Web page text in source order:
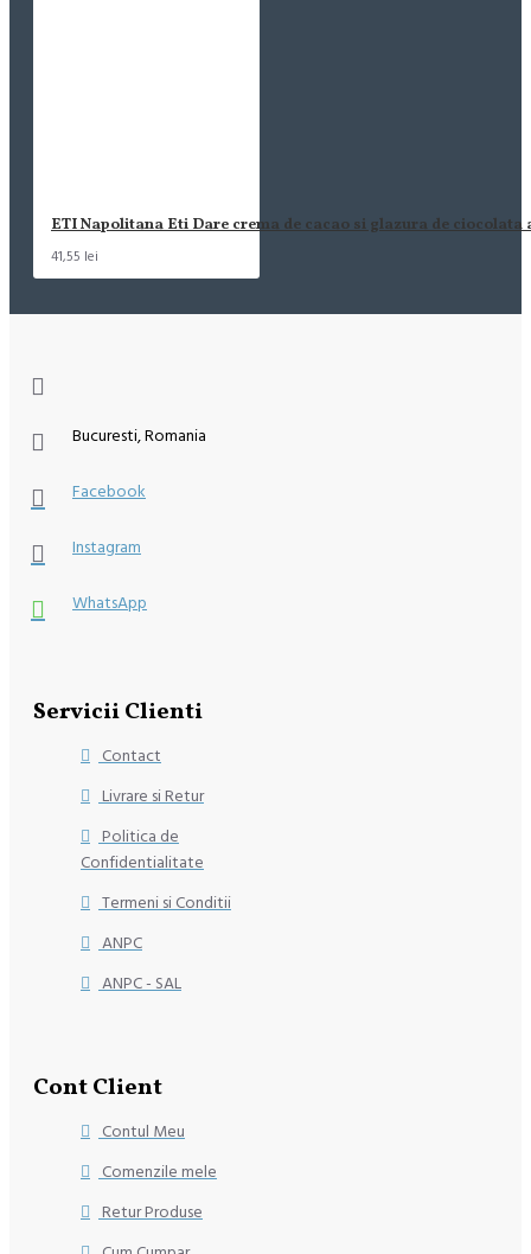
ETI Napolitana Eti Dare crema de cacao si glazura de ciocolata
41,55 lei
Bucuresti, Romania
Facebook
Instagram
WhatsApp
Servicii Clienti
Contact
Livrare si Retur
Politica de
Confidentialitate
Termeni si Conditii
ANPC
ANPC - SAL
Cont Client
Contul Meu
Comenzile mele
Retur Produse